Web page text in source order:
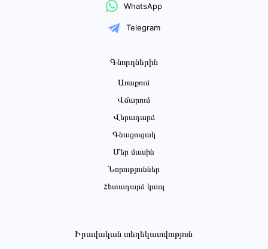
WhatsApp
Telegram
Գնորդներին
Առաքում
Վճարում
Վերադարձ
Գնացուցակ
Մեր մասին
Նորություններ
Հետադարձ կապ
Իրավական տեղեկատվություն